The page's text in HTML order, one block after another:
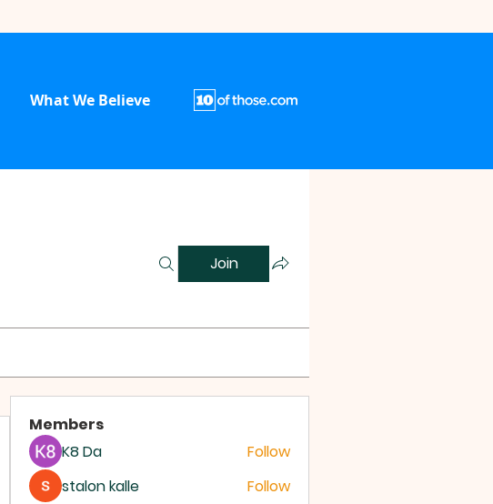
What We Believe
Join
Members
K8 Da
Follow
stalon kalle
Follow